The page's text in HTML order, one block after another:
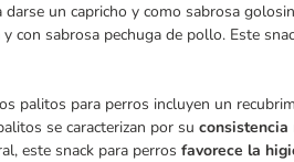
darse un capricho y como sabrosa
con sabrosa pechuga de pollo. Este
palitos para perros incluyen un
se caracterizan por su consistencia
este snack para perros favorece la